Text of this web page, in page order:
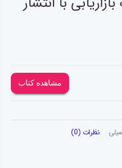
مشاهده کتاب
نظرات (0)